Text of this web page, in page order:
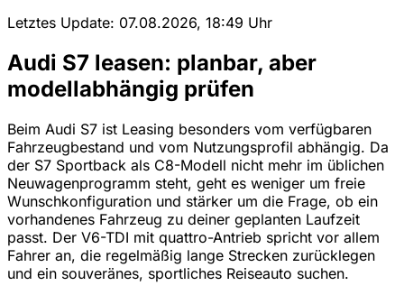
Letztes Update: 07.08.2026, 18:49 Uhr
Audi S7 leasen: planbar, aber
modellabhängig prüfen
Beim Audi S7 ist Leasing besonders vom verfügbaren
Fahrzeugbestand und vom Nutzungsprofil abhängig. Da
der S7 Sportback als C8-Modell nicht mehr im üblichen
Neuwagenprogramm steht, geht es weniger um freie
Wunschkonfiguration und stärker um die Frage, ob ein
vorhandenes Fahrzeug zu deiner geplanten Laufzeit
passt. Der V6-TDI mit quattro-Antrieb spricht vor allem
Fahrer an, die regelmäßig lange Strecken zurücklegen
und ein souveränes, sportliches Reiseauto suchen.